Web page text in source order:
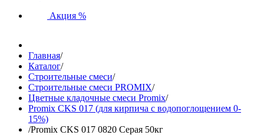
Акция %
Главная/
Каталог/
Строительные смеси/
Строительные смеси PROMIX/
Цветные кладочные смеси Promix/
Promix CKS 017 (для кирпича с водопоглощением 0-
15%)
/Promix CKS 017 0820 Серая 50кг